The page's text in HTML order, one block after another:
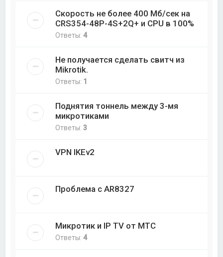
Скорость не более 400 Мб/cек на
CRS354-48P-4S+2Q+ и CPU в 100%
Ответы:4
Не получается сделать свитч из
Mikrotik.
Ответы: 1
Поднятия тоннель между 3-мя
микротиками
Ответы:3
VPN IKEv2
Проблема с AR8327
Микротик и IP TV от МТС
Ответы:4